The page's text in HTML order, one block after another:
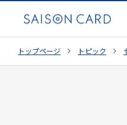
トップページ トピック